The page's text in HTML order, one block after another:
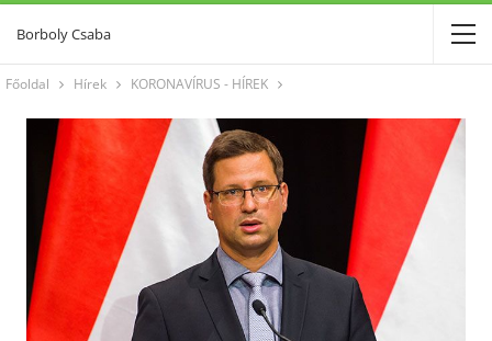
Borboly Csaba
Főoldal Hírek KORONAVÍRUS - HÍREK